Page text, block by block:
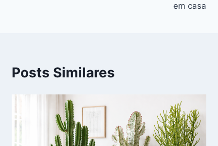
em casa
Posts Similares